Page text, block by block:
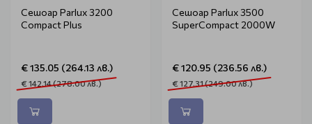
Сешоар Parlux 3200
Compact Plus
€ 135.05 (264.13 лв.)
€ 142.14 (278.00 лв.)
Сешоар Parlux 3500
SuperCompact 2000W
€ 120.95 (236.56 лв.)
€ 127.31 (249.00 лв.)